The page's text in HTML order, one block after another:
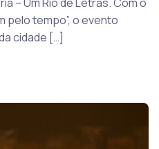
– Um Rio de Letras. Com o
pelo tempo”, o evento
cidade […]